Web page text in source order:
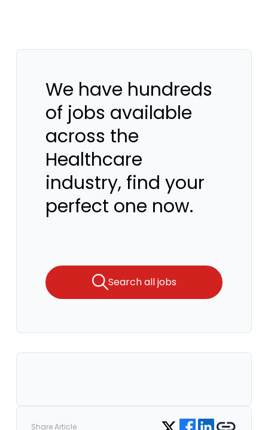
We have hundreds
of jobs available
across the
Healthcare
industry, find your
perfect one now.
Search all jobs
Share Article Share on Twitter
Share on Facebook
Share on LinkedIn
Copy link